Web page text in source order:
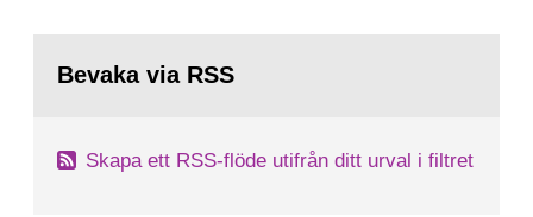
Bevaka via RSS
Skapa ett RSS-flöde utifrån ditt urval i filtret